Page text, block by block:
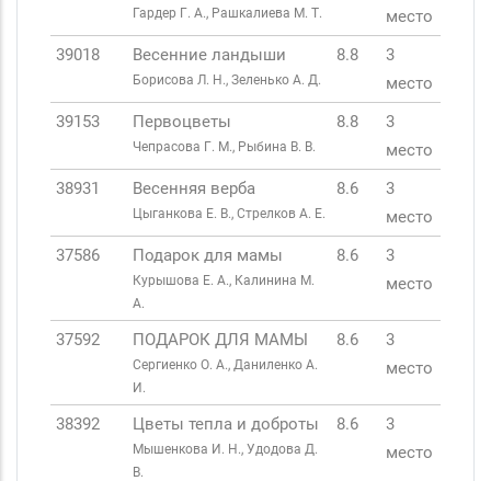
Гардер Г. А., Рашкалиева М. Т.
место
39018
Весенние ландыши
Борисова Л. Н., Зеленько А. Д.
8.8
3
место
39153
Первоцветы
Чепрасова Г. М., Рыбина В. В.
8.8
3
место
38931
Весенняя верба
Цыганкова Е. В., Стрелков А. Е.
8.6
3
место
37586
Подарок для мамы
Курышова Е. А., Калинина М.
А.
8.6
3
место
37592 ПОДАРОК ДЛЯ МАМЫ
Сергиенко О. А., Даниленко А.
И.
8.6
3
место
38392 Цветы тепла и доброты
Мышенкова И. Н., Удодова Д.
В.
8.6
3
место